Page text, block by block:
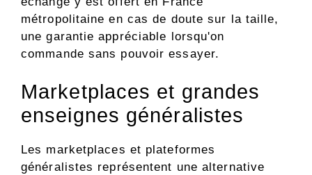
métropolitaine en cas de doute sur la taille,
une garantie appréciable lorsqu'on
commande sans pouvoir essayer.
Marketplaces et grandes
enseignes généralistes
Les marketplaces et plateformes
généralistes représentent une alternative